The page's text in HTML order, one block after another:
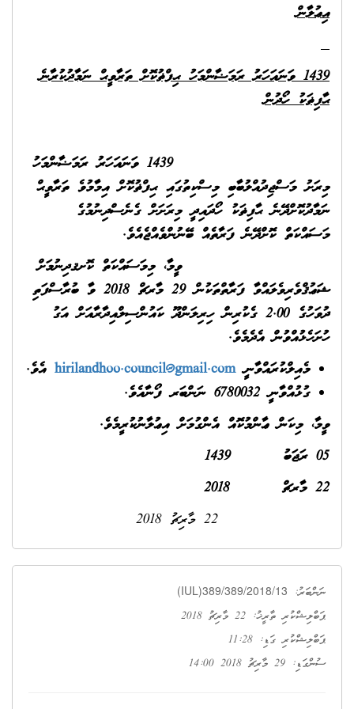
އިޢުލާން
1439 ވަނައަހަރު ރަމަޟާންމަހު ޙިފްޡުކޮށް ތަރާވީޙް ނަމާދުކުރާނެ
ޙާފިޡަކު ހޯދުން
1439 ވަނައަހަރު ރަމަޟާންމަހު
މިރަށު މަސްޖިދުއްލުބާބި މިސްކިތުގައި ޙިފްޡުކޮށް އިމާމުވެ ތަރާވީޙް
ނަމާދުކޮށްދޭނެ ޙާފިޡަކު ހޯދައިދީ މިރަށަށް ގެނެސްދިނުމުގެ
މަސައްކަތް ކޮށްދޭނެ ފަރާތެއް ބޭނުންވެއްޖެއެވެ.
ވީމާ، މިމަސައްކަތް ކޮށޤދިނުމަށް
ޝަޢުޤްވެރިވެލައްވާ ފަރާތްތަކުން 29 މާރޗް 2018 ވާ ބުރާސްފަތި
ދުވަހުގެ 2.00 ގެކުރިން ހިރިލަންދޫ ކައުންސިލްއިދާރާއަށް އަގު
ހުށަހެޅުއްވުން އެދެމެވެ.
މެއިލްކުރައްވާނީhirilandhoo.council@gmail.com އެވެ.
ގުޅުއްވާނީ 6780032 ނަންބަރ ފޯނާއެވެ.
ވީމާ، މިކަން ޢާންމުކޮއް އެންގުމަށް އިޢުލާނުކުރީމެވެ.
05 ރަޖަބު
1439
22 މާރޗް 2018
22 މާރިޗު 2018
ނަންބަރު: (IUL)389/389/2018/13
ޕަބްލިޝްކުރި ތާރީޚު: 22 މާރިޗު 2018
ޕަބްލިޝްކުރި ގަޑި: 11:28
ސުންގަޑި: 29 މާރިޗު 2018 14:00